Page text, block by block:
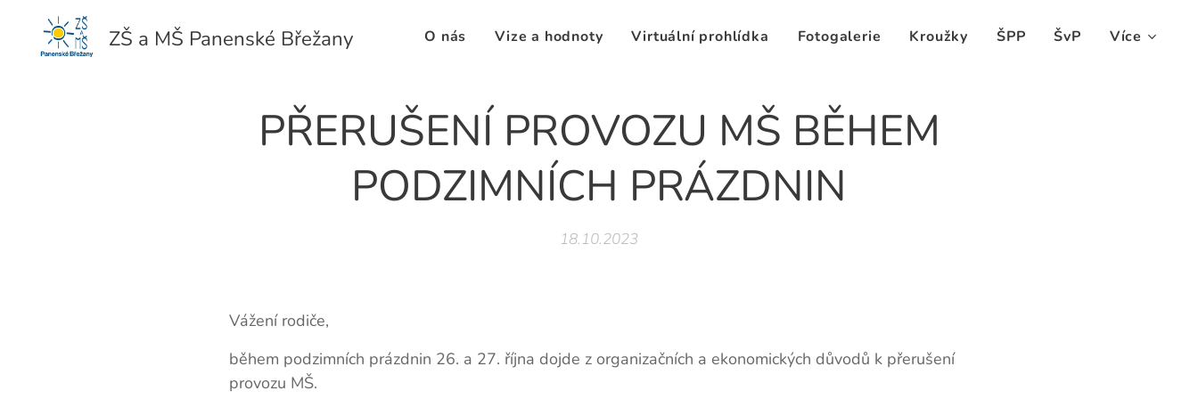
ZŠ a MŠ Panenské Břežany O nás Vize a hodnoty Virtuální prohlídka Fotogalerie Kroužky ŠPP ŠvP Více
PŘERUŠENÍ PROVOZU MŠ BĚHEM
PODZIMNÍCH PRÁZDNIN
18.10.2023
Vážení rodiče,
během podzimních prázdnin 26. a 27. října dojde z organizačních a ekonomických důvodů k přerušení
provozu MŠ.